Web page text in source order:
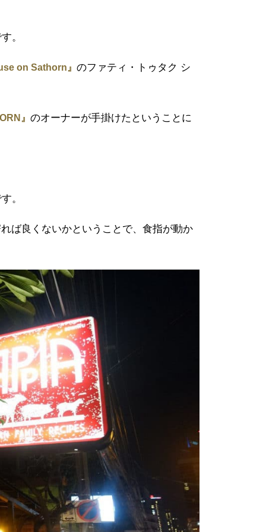
。
on Sathorn』 のファティ・トゥタク シ
』 のオーナーが手掛けたということに
。
ば良くないかということで、食指が動か